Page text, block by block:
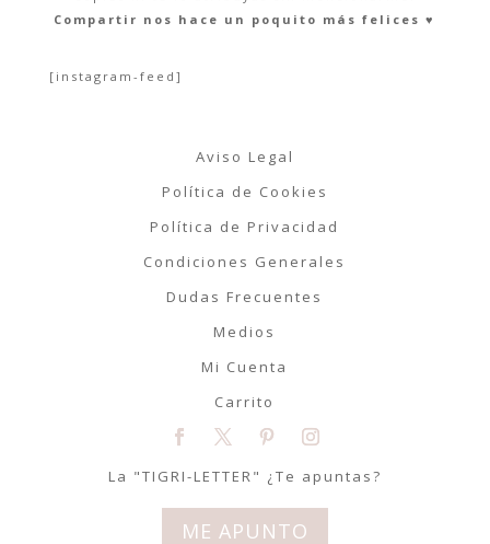
Compartir nos hace un poquito más felices ♥︎
[instagram-feed]
Aviso Legal
Política de Cookies
Política de Privacidad
Condiciones Generales
Dudas Frecuentes
Medios
Mi Cuenta
Carrito
La "TIGRI-LETTER" ¿Te apuntas?
ME APUNTO